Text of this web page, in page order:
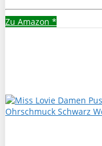
Zu Amazon *